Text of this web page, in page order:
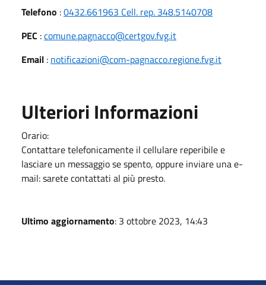
Telefono :0432.661963 Cell. rep. 348.5140708
PEC :comune.pagnacco@certgov.fvg.it
Email : notificazioni@com-pagnacco.regione.fvg.it
Ulteriori Informazioni
Orario:
Contattare telefonicamente il cellulare reperibile e
lasciare un messaggio se spento, oppure inviare una e-
mail: sarete contattati al più presto.
Ultimo aggiornamento: 3 ottobre 2023, 14:43